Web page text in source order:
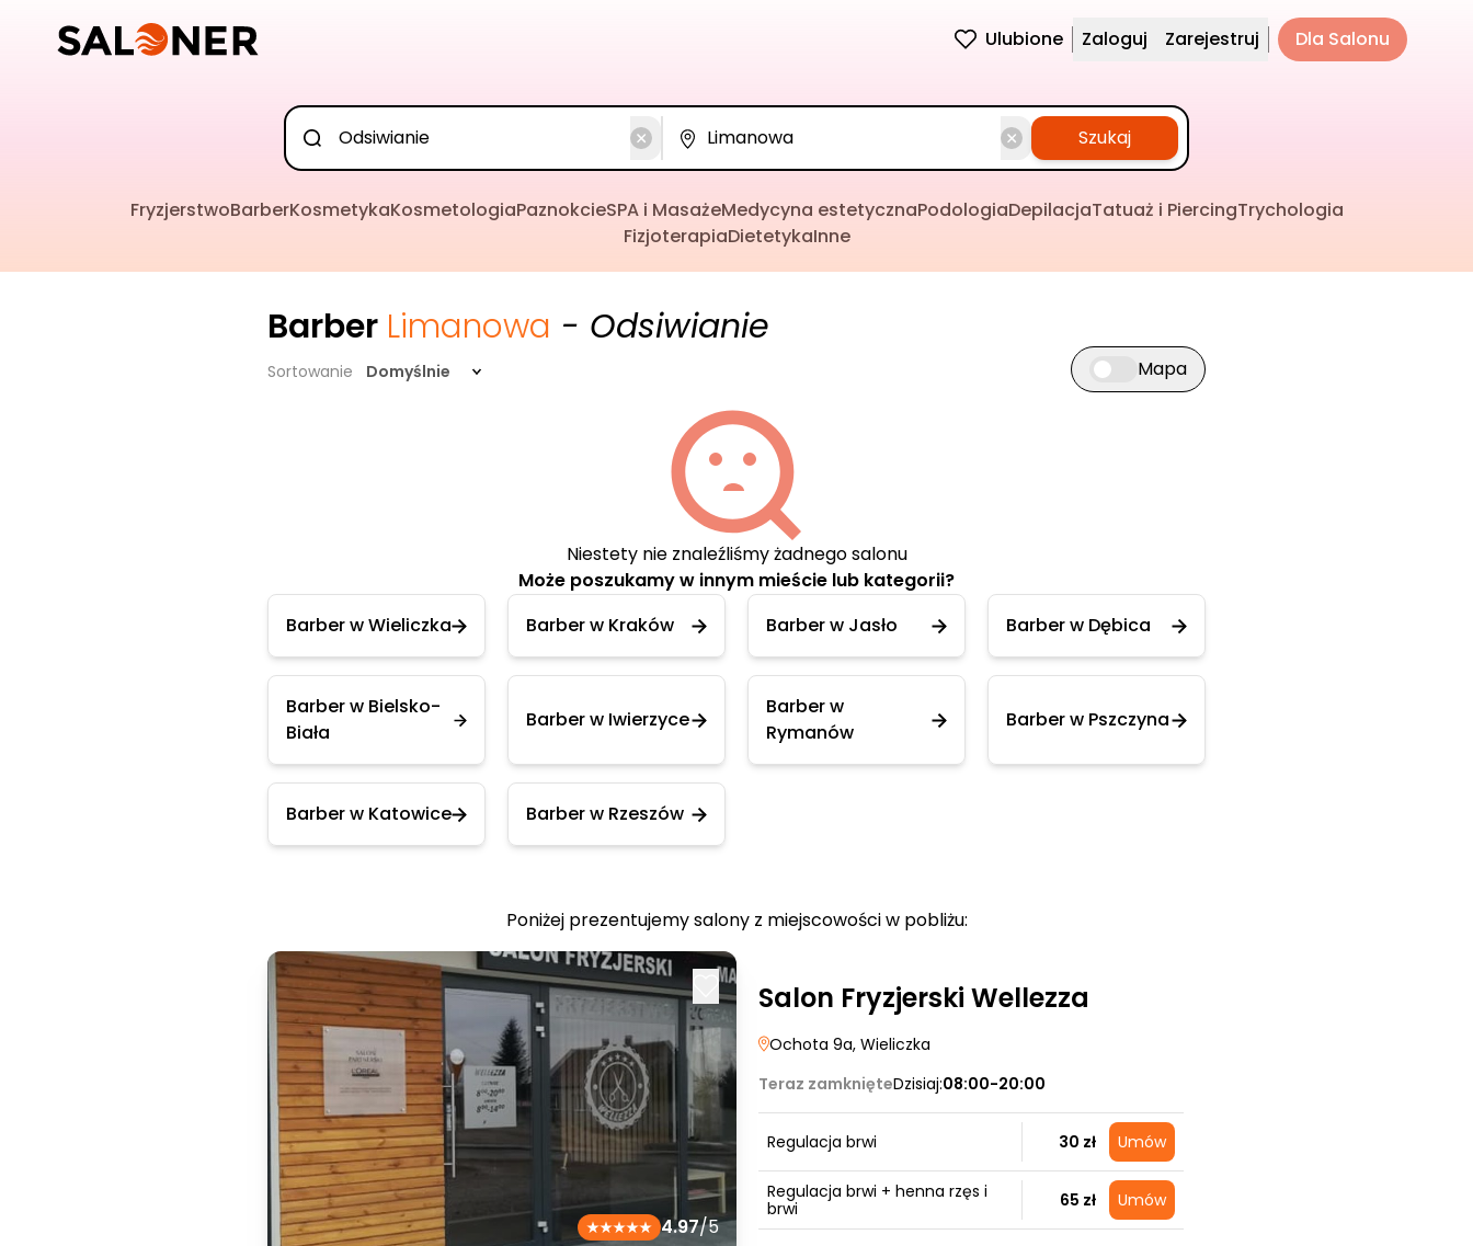
Ulubione Zaloguj Zarejestruj Dla Salonu
Szukaj
FryzjerstwoBarberKosmetykaKosmetologiaPaznokcieSPA i MasażeMedycyna estetycznaPodologiaDepilacjaTatuaż i PiercingTrychologia
FizjoterapiaDietetykaInne
Barber Limanowa - Odsiwianie
Sortowanie Domyślnie Przełącz widok mapy
Mapa
Niestety nie znaleźliśmy żadnego salonu
Może poszukamy w innym mieście lub kategorii?
Barber w Wieliczka
Barber w Kraków Barber w Jasło Barber w Dębica
Barber w Bielsko-
Biała
Barber w Iwierzyce
Barber w
Rymanów
Barber w Pszczyna
Barber w Katowice Barber w Rzeszów
Poniżej prezentujemy salony z miejscowości w pobliżu:
4.97/5
Salon Fryzjerski Wellezza
Ochota 9a, Wieliczka
Teraz zamknięteDzisiaj:08:00-20:00
Regulacja brwi 30 zł Umów
Regulacja brwi + henna rzęs i
brwi
65 zł Umów